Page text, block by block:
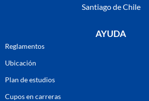
Santiago de Chile
AYUDA
Reglamentos
Ubicación
Plan de estudios
Cupos en carreras